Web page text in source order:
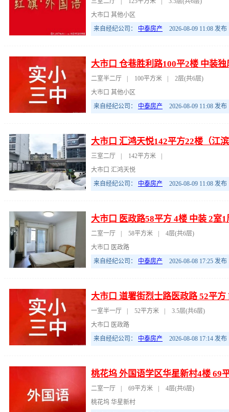
大市口 其他小区
来自经纪公司： 中泰房产 2026-08-09 11:08 发布
二室半二厅 100平方米
2层(共6层)
大市口 其他小区
来自经纪公司： 中泰房产 2026-08-09 11:08 发布
大市口 汇鸿天悦142平方22楼（江
三室二厅 142平方米
大市口 汇鸿天悦
来自经纪公司： 中泰房产 2026-08-09 11:08 发布
大市口 医政路58平方 4楼 中装 2室
二室一厅 58平方米
4层(共6层)
大市口 医政路
来自经纪公司： 中泰房产 2026-08-08 17:25 发布
大市口 道署街烈士路医政路 52平
一室半一厅 52平方米
3.5层(共6层)
大市口 医政路
来自经纪公司： 中泰房产 2026-08-08 17:14 发布
桃花坞 外国语学区华星新村4楼 69
二室一厅 69平方米
4层(共6层)
桃花坞 华星新村